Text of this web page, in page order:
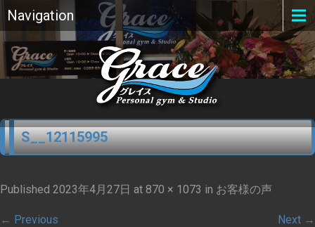
Navigation
S__12115995
Published 2023年4月27日 at 870 × 1073 in お客様の声
← Previous Next →